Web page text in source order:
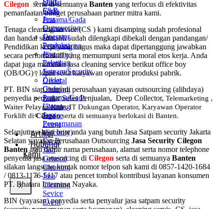
Diklat
Gada
Pratama/Gada
Utama
Jasa
Pengamanan
(Security)
Event
Jasa
General
Cleaning
Jasa
Cleaning
Sevice
Event
Artikel
Hubungi
Kami
X
F&B
Jasa
Outsourcing
Operator
Produksi
Jasa
Pelatihan
Satpam/Security
Diklat
Gada
Pratama/Gada
Utama
Jasa
Pengamanan
(Security)
Event
Jasa
General
Cleaning
Jasa
Cleaning
Sevice
Event
Cilegon serta di semuanya Banten yang terfocus di efektivitas
pemanfaatan budget perusahaan partner mitra kami.
Tenaga cleaning service (CS ) kami disamping sudah profesional
dan handal serta ahli sudah dilengkapi dibekali dengan pandangan/
Pendidikan kerja yang bagus maka dapat dipertanggung jawabkan
secara perform skill yang memumpuni serta moral etos kerja. Anda
dapat juga memesan jasa cleaning service berikut office boy
(OB/OG) , loper serta karyawan operator produksi pabrik.
PT. BIN siap menjadi perusahaan yayasan outsourcing (alihdaya)
penyedia penyalur Sales Penjualan, Deep Collector, Telemarketing ,
Waiter Pelayan Kafe, IT Dukungan Operator, Karyawan Operator
Forklift diCilegonserta di semuanya berlokasi di Banten.
Selanjutnya bagi buat anda yang butuh Jasa Satpam security Jakarta
Selatan yayasan Perusahaan Outsourcing Jasa Security Cilegon
Banten atau daftar nama perusahaan, alamat serta nomor telephone
penyedia jasa otusorcing di Cilegon serta di semuanya Banten
silakan langsung kontak nomor telpon sah kami di 0857-1420-1684
/ 0813-1176-5117 atau pencet tombol kontribusi layanan konsumen
PT. Bhatara Internusa Nayaka.
BIN (yayasan) penyedia serta penyalur jasa satpam security